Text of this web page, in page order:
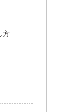
方